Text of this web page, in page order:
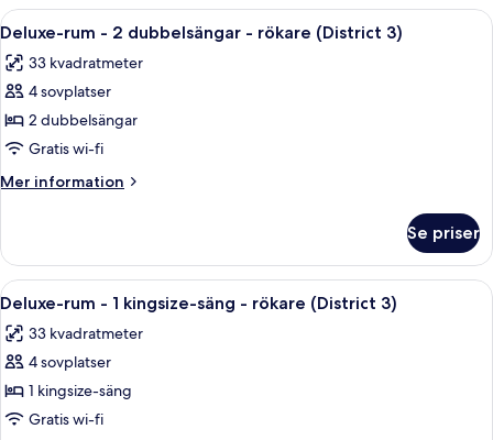
icke-
rökare
(District
3)
2
sängar
rökare
(District
Öppna
alla
foton
för
Deluxe-
rum
-
2
-
rökare
(District
3)
Ett hotellrum med två sängar, ett
5
Deluxe-rum - 2 dubbelsängar - rökare (District 3)
33 kvadratmeter
4 sovplatser
2 dubbelsängar
Gratis wi-fi
Mer information
Mer
rum
2
rökare
3)
Se priser
Öppna
alla
foton
för
Deluxe-
rum
Ett modernt hotellrum med en stor
7
Deluxe-rum - 1 kingsize-säng - rökare (District 3)
33 kvadratmeter
4 sovplatser
1 kingsize-säng
Gratis wi-fi